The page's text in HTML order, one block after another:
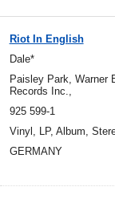
Riot In English
Dale*
Paisley Park, Warner
Records Inc.,
925 599-1
Vinyl, LP, Album,
GERMANY